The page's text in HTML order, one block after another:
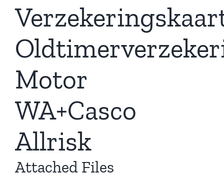
Motor
WA+Casco
Allrisk
Attached Files